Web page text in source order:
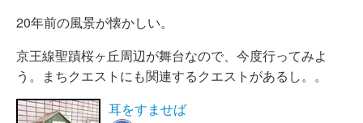
20年前の風景が懐かしい。
京王線聖蹟桜ヶ丘周辺が舞台なので、今度行ってみよ
う。まちクエストにも関連するクエストがあるし。。
耳をすませば